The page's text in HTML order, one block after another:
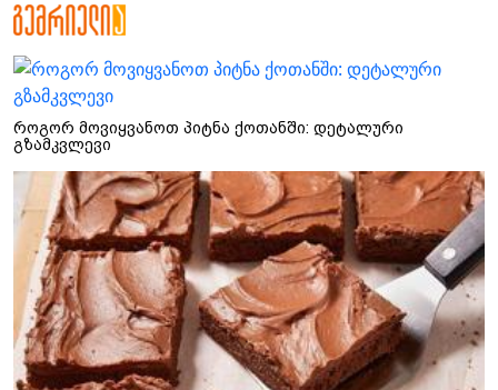
როგორ მოვიყვანოთ პიტნა ქოთანში: დეტალური
გზამკვლევი